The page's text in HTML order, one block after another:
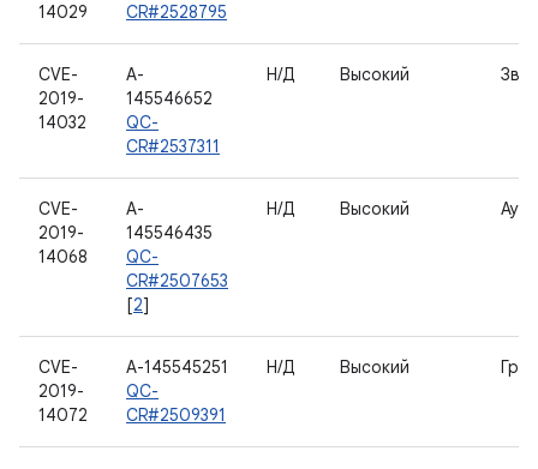
14029
CR#2528795
CVE-
2019-
14032
A-
145546652
QC-
CR#2537311
Н/Д Высокий Звук
CVE-
2019-
14068
A-
145546435
QC-
CR#2507653
[2]
Н/Д Высокий
CVE-
2019-
14072
A-145545251
QC-
CR#2509391
Н/Д Высокий